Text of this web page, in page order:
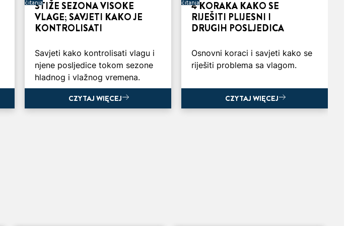
STIŽE SEZONA VISOKE
VLAGE; SAVJETI KAKO JE
KONTROLISATI
Savjeti kako kontrolisati vlagu i
njene posljedice tokom sezone
hladnog i vlažnog vremena.
CZYTAJ WIĘCEJ
4 KORAKA KAKO SE
RIJEŠITI PLIJESNI I
DRUGIH POSLJEDICA
Osnovni koraci i savjeti kako se
riješiti problema sa vlagom.
CZYTAJ WIĘCEJ